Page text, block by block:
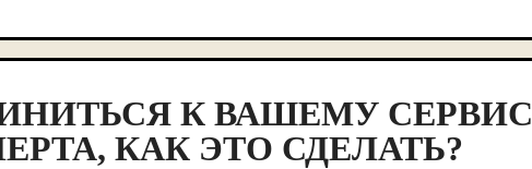
К ВАШЕМУ
КАК ЭТО СДЕЛАТЬ?